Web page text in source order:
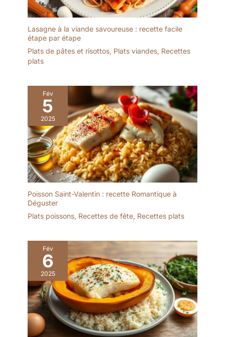
Lasagne à la viande savoureuse : recette facile
étape par étape
Plats de pâtes et risottos, Plats viandes, Recettes
plats
Fév
5
2025
Poisson Saint-Valentin : recette Romantique à
Déguster
Plats poissons, Recettes de fête, Recettes plats
Fév
6
2025